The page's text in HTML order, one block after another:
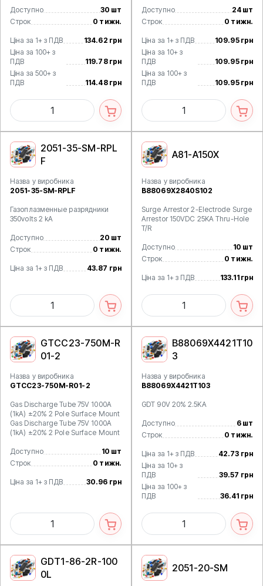
Доступно
30 шт
Строк
0 тижн.
Ціна за 1+ з ПДВ
134.62 грн
Ціна за 100+ з
ПДВ
119.78 грн
Ціна за 500+ з
ПДВ
114.48 грн
Доступно
24 шт
Строк
0 тижн.
Ціна за 1+ з ПДВ
109.95 грн
Ціна за 10+ з
ПДВ
109.95 грн
Ціна за 100+ з
ПДВ
109.95 грн
2051-35-SM-RPL
F
Назва у виробника
2051-35-SM-RPLF
Газоплазменные разрядники
350volts 2 kA
Доступно
20 шт
Строк
0 тижн.
Ціна за 1+ з ПДВ 43.87 грн
A81-A150X
Назва у виробника
B88069X2840S102
Surge Arrestor 2-Electrode Surge
Arrestor 150VDC 25KA Thru-Hole
T/R
Доступно
10 шт
Строк
0 тижн.
Ціна за 1+ з ПДВ 133.11 грн
GTCC23-750M-R
01-2
Назва у виробника
GTCC23-750M-R01-2
Gas Discharge Tube 75V 1000A
(1kA) ±20% 2 Pole Surface Mount
Gas Discharge Tube 75V 1000A
(1kA) ±20% 2 Pole Surface Mount
Доступно
10 шт
Строк
0 тижн.
Ціна за 1+ з ПДВ 30.96 грн
B88069X4421T10
3
Назва у виробника
B88069X4421T103
GDT 90V 20% 2.5KA
Доступно
6 шт
Строк
0 тижн.
Ціна за 1+ з ПДВ
42.73 грн
Ціна за 10+ з
ПДВ
39.57 грн
Ціна за 100+ з
ПДВ
36.41 грн
GDT1-86-2R-100
0L
2051-20-SM